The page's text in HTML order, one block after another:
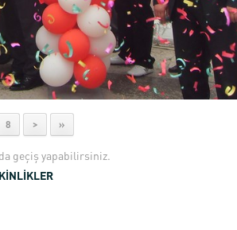
8 > »
geçiş yapabilirsiniz.